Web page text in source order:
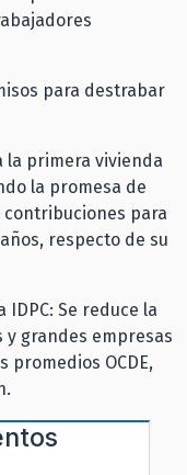
para destrabar
la primera vivienda
la promesa de
contribuciones para
respecto de su
Se reduce la
grandes empresas
promedios OCDE,